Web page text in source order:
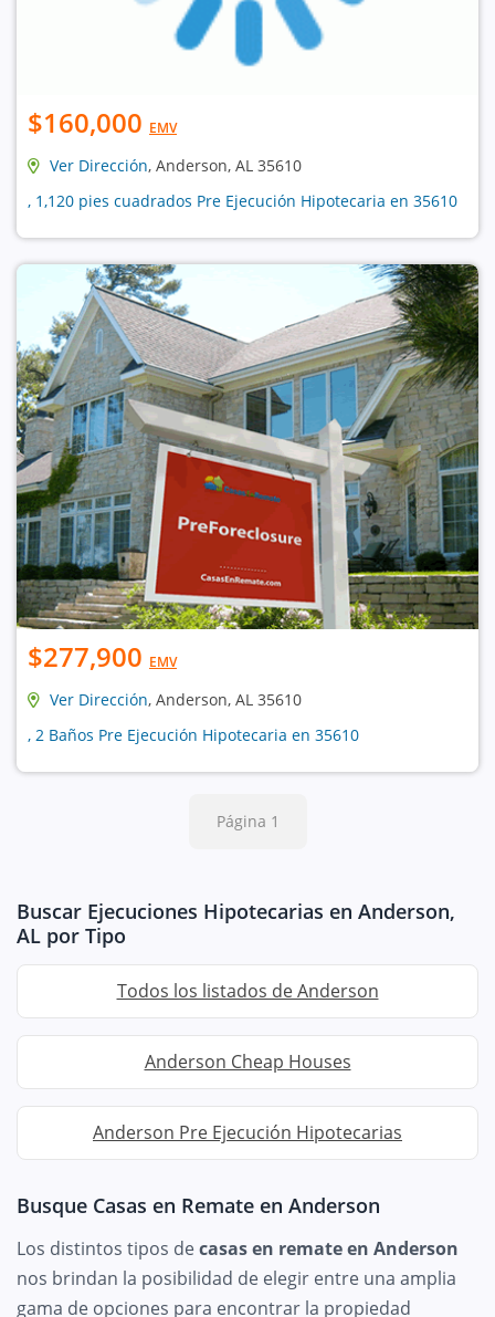
$160,000 EMV
Ver Dirección, Anderson, AL 35610
, 1,120 pies cuadrados Pre Ejecución Hipotecaria en 35610
$277,900 EMV
Ver Dirección, Anderson, AL 35610
, 2 Baños Pre Ejecución Hipotecaria en 35610
Página 1
Buscar Ejecuciones Hipotecarias en Anderson,
AL por Tipo
Todos los listados de Anderson
Anderson Cheap Houses
Anderson Pre Ejecución Hipotecarias
Busque Casas en Remate en Anderson
Los distintos tipos decasas en remate en Anderson
nos brindan la posibilidad de elegir entre una amplia
gama de opciones para encontrar la propiedad